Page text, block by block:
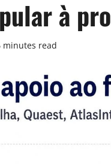
à
minutes read